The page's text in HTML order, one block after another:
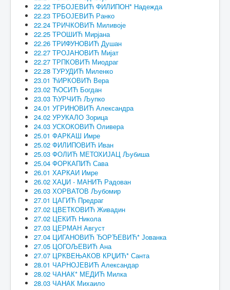
22.22 ТРБОЈЕВИЋ ФИЛИПОН* Надежда
22.23 ТРБОЈЕВИЋ Ранко
22.24 ТРИЧКОВИЋ Миливоје
22.25 ТРОШИЋ Мирјана
22.26 ТРИФУНОВИЋ Душан
22.27 ТРОЈАНОВИЋ Мијат
22.27 ТРПКОВИЋ Миодраг
22.28 ТУРУДИЋ Миленко
23.01 ЋИРКОВИЋ Вера
23.02 ЋОСИЋ Богдан
23.03 ЋУРЧИЋ Љупко
24.01 УГРИНОВИЋ Александра
24.02 УРУКАЛО Зорица
24.03 УСКОКОВИЋ Оливера
25.01 ФАРКАШ Имре
25.02 ФИЛИПОВИЋ Иван
25.03 ФОЛИЋ МЕТОХИЈАЦ Љубиша
25.04 ФОРКАПИЋ Сава
26.01 ХАРКАИ Имре
26.02 ХАЏИ - МАНИЋ Радован
26.03 ХОРВАТОВ Љубомир
27.01 ЦАГИЋ Предраг
27.02 ЦВЕТКОВИЋ Живадин
27.02 ЦЕКИЋ Никола
27.03 ЦЕРМАН Август
27.04 ЦИГАНОВИЋ ЂОРЂЕВИЋ* Јованка
27.05 ЦОГОЉЕВИЋ Ана
27.07 ЦРКВЕЊАКОВ КРЏИЋ* Санта
28.01 ЧАРНОЈЕВИЋ Александар
28.02 ЧАНАК* МЕДИЋ Милка
28.03 ЧАНАК Михаило